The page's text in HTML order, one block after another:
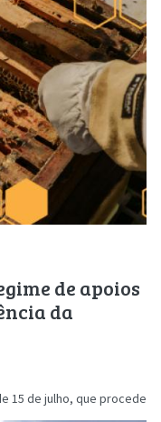
de apoios
da
15 de julho, que procede